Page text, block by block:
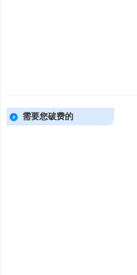
需要您破费的